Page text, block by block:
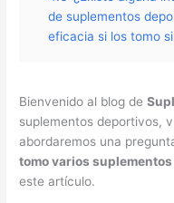
de suplementos
eficacia si los tomo
Bienvenido al blog de
suplementos deportivos,
abordaremos una
tomo varios
este artículo.